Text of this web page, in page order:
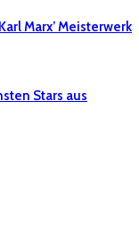
Marx’ Meisterwerk
Stars aus